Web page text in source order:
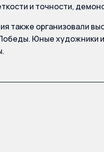
и точности,
также организовали
Юные художники